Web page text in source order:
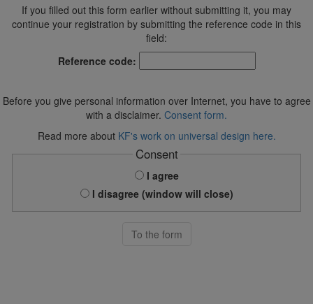
If you filled out this form earlier without submitting it, you may
continue your registration by submitting the reference code in this
field:
Reference code:
Before you give personal information over Internet, you have to agree
with a disclaimer. Consent form.
Read more about KF's work on universal design here.
Consent
I agree
I disagree (window will close)
To the form